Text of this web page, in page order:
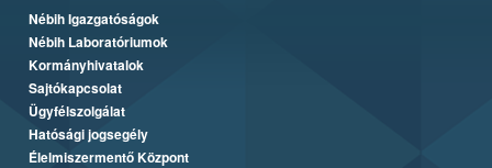
Nébih Igazgatóságok
Nébih Laboratóriumok
Kormányhivatalok
Sajtókapcsolat
Ügyfélszolgálat
Hatósági jogsegély
Élelmiszermentő Központ